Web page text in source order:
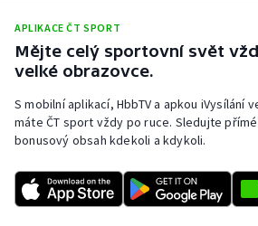
APLIKACE ČT SPORT
Mějte celý sportovní svět
velké obrazovce.
S mobilní aplikací, HbbTV a apkou iVysílání
máte ČT sport vždy po ruce. Sledujte
bonusový obsah kdekoli a kdykoli.